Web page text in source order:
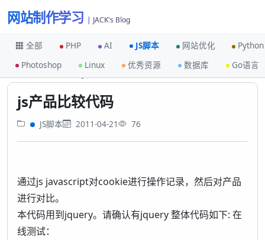
网站制作学习 | JACK's Blog
全部 PHP AI JS脚本 网站优化
Python
Photoshop
Linux 优秀资源 数据库 Go语言
JS脚本 js产品比较代码
js产品比较代码
JS脚本 2011-04-21 76
通过js javascript对cookie进行操作记录，然后对产品
进行对比。
本代码用到jquery。请确认有jquery 整体代码如下: 在
线测试：